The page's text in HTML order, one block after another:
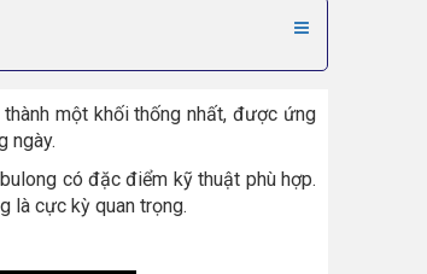
một khối thống nhất, được ứng
ngày.
có đặc điểm kỹ thuật phù hợp.
là cực kỳ quan trọng.